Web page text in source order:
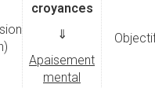
croyances
⇓
Apaisement
mental